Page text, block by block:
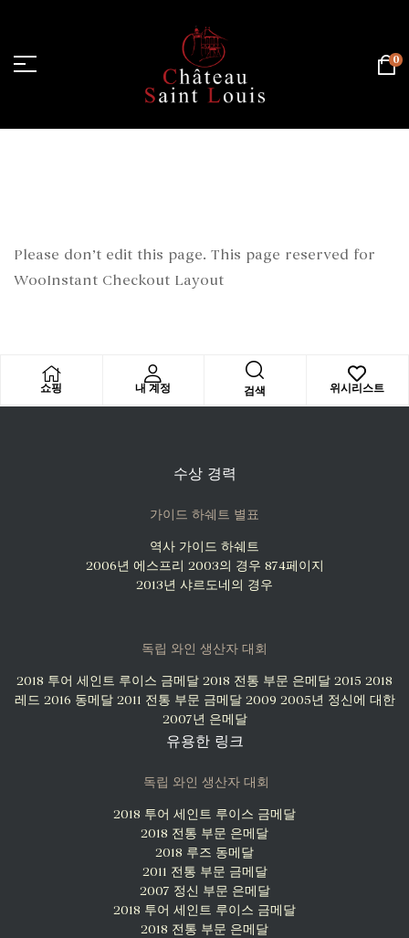
0
홈 페이지 /wooinstant-checkout
Please don’t edit this page. This page reserved for
WooInstant Checkout Layout
쇼핑 내 계정 검색 위시리스트
수상 경력
가이드 하쉐트 별표
역사 가이드 하쉐트
2006년 에스프리 2003의 경우 874페이지
2013년 샤르도네의 경우
독립 와인 생산자 대회
2018 투어 세인트 루이스 금메달 2018 전통 부문 은메달 2015 2018
레드 2016 동메달 2011 전통 부문 금메달 2009 2005년 정신에 대한
2007년 은메달
유용한 링크
독립 와인 생산자 대회
2018 투어 세인트 루이스 금메달
2018 전통 부문 은메달
2018 루즈 동메달
2011 전통 부문 금메달
2007 정신 부문 은메달
2018 투어 세인트 루이스 금메달
2018 전통 부문 은메달